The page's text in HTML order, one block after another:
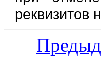
реквизитов